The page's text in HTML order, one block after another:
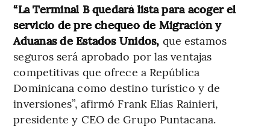
“La Terminal B quedará lista para acoger el
servicio de pre chequeo de Migración y
Aduanas de Estados Unidos, que estamos
seguros será aprobado por las ventajas
competitivas que ofrece a República
Dominicana como destino turístico y de
inversiones”, afirmó Frank Elías Rainieri,
presidente y CEO de Grupo Puntacana.